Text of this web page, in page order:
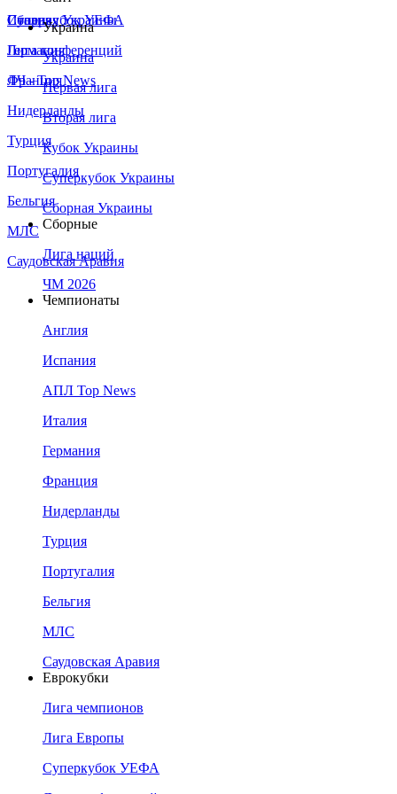
Сборная Украины
Италия
Германия
Франция
Нидерланды
Турция
Португалия
Бельгия
МЛС
Саудовская Аравия
Суперкубок УЕФА
Лига конференций
ЛЧ - Top News
Украина
Украина
Первая лига
Вторая лига
Кубок Украины
Суперкубок Украины
Сборная Украины
Сборные
Лига наций
ЧМ 2026
Чемпионаты
Англия
Испания
АПЛ Top News
Италия
Германия
Франция
Нидерланды
Турция
Португалия
Бельгия
МЛС
Саудовская Аравия
Еврокубки
Лига чемпионов
Лига Европы
Суперкубок УЕФА